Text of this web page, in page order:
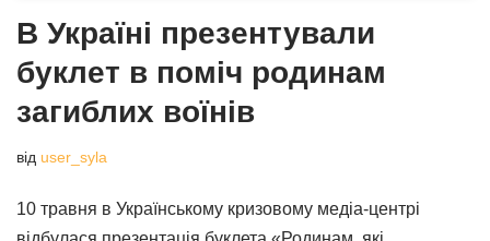
В Україні презентували
буклет в поміч родинам
загиблих воїнів
від user_syla
10 травня в Українському кризовому медіа-центрі